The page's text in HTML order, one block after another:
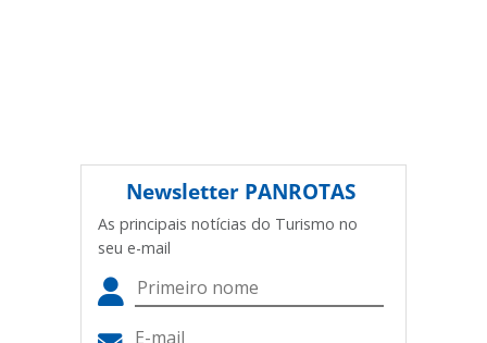
Newsletter PANROTAS
As principais notícias do Turismo no
seu e-mail